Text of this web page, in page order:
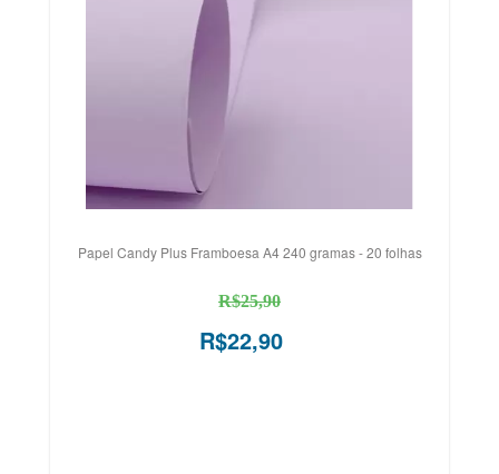
Papel Candy Plus Framboesa A4 240 gramas - 20 folhas
R$25,90
R$22,90